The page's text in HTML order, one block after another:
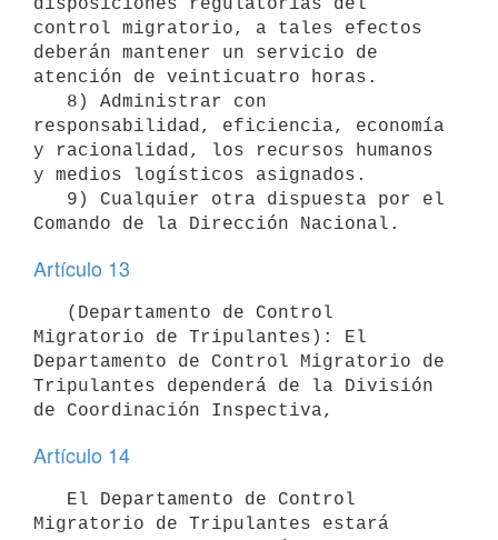
control migratorio, a tales efectos
deberán mantener un servicio de
atención de veinticuatro horas.
responsabilidad, eficiencia, economía
y racionalidad, los recursos humanos
y medios logísticos asignados.
Artículo 13
Migratorio de Tripulantes): El
Departamento de Control Migratorio de
Tripulantes dependerá de la División
Artículo 14
Migratorio de Tripulantes estará